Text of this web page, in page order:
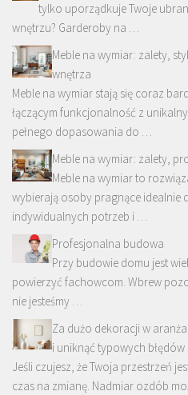
tylko uporządkuje Twoje
wnętrzu? Garderoby na …
Meble na wymiar: zalety,
wnętrza
Meble na wymiar stają się coraz
łączącym funkcjonalność z
pełnego dopasowania do …
Meble na wymiar: zalety,
Meble na wymiar to
wybierają osoby pragnące idealnie
indywidualnych potrzeb i …
Profesjonalna budowa
Przy budowie domu jest
powierzyć fachowcom. Wbrew
nie jesteśmy …
Za dużo dekoracji w
i uniknąć typowych błędów
Jeśli czujesz, że Twoja przestrzeń
czas na zmianę. Nadmiar ozdób